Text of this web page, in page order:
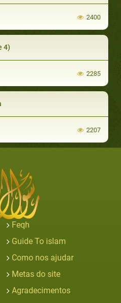
2400
4)
2285
2207
Feqh
Guide To islam
Como nos ajudar
Metas do site
Agradecimentos